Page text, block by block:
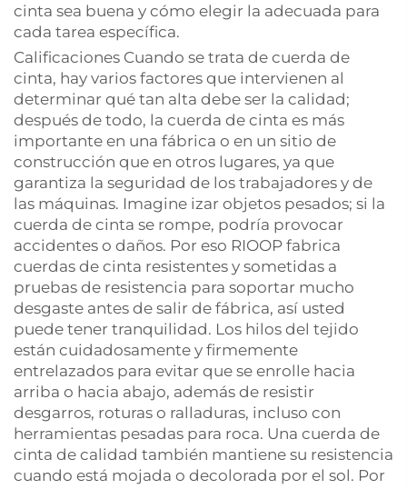
cinta sea buena y cómo elegir la adecuada para
cada tarea específica.
Calificaciones Cuando se trata de cuerda de
cinta, hay varios factores que intervienen al
determinar qué tan alta debe ser la calidad;
después de todo, la cuerda de cinta es más
importante en una fábrica o en un sitio de
construcción que en otros lugares, ya que
garantiza la seguridad de los trabajadores y de
las máquinas. Imagine izar objetos pesados; si la
cuerda de cinta se rompe, podría provocar
accidentes o daños. Por eso RIOOP fabrica
cuerdas de cinta resistentes y sometidas a
pruebas de resistencia para soportar mucho
desgaste antes de salir de fábrica, así usted
puede tener tranquilidad. Los hilos del tejido
están cuidadosamente y firmemente
entrelazados para evitar que se enrolle hacia
arriba o hacia abajo, además de resistir
desgarros, roturas o ralladuras, incluso con
herramientas pesadas para roca. Una cuerda de
cinta de calidad también mantiene su resistencia
cuando está mojada o decolorada por el sol. Por